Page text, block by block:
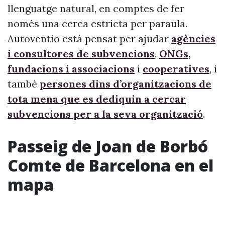
llenguatge natural, en comptes de fer
només una cerca estricta per paraula.
Autoventio està pensat per ajudar agències
i consultores de subvencions, ONGs,
fundacions i associacions i cooperatives, i
també persones dins d’organitzacions de
tota mena que es dediquin a cercar
subvencions per a la seva organització.
Passeig de Joan de Borbó
Comte de Barcelona en el
mapa